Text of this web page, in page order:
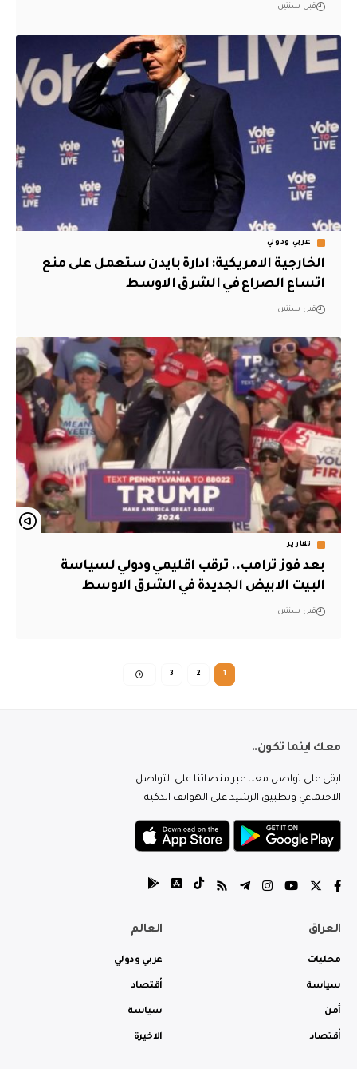
قبل سنتين
عربي ودولي
الخارجية الامريكية: ادارة بايدن ستعمل على منع
اتساع الصراع في الشرق الاوسط
قبل سنتين
تقارير
بعد فوز ترامب.. ترقب اقليمي ودولي لسياسة
البيت الابيض الجديدة في الشرق الاوسط
قبل سنتين
1
2
3
معك اينما تكون..
ابقى على تواصل معنا عبر منصاتنا على التواصل
الاجتماعي وتطبيق الرشيد على الهواتف الذكية.
العراق
محليات
سياسة
أمن
أقتصاد
العالم
عربي ودولي
أقتصاد
سياسة
الاخيرة